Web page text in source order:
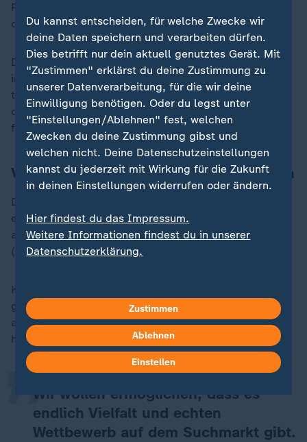
Programmen, die das Internet nach neuen Inhalten
durchforsten.
Darüber hinaus beschäftigen sich Arbeitsgruppen
innerhalb des Vereins Open Search Foundation mit
technischen, rechtlichen und ethischen Fragen. Sie
diskutieren beispielsweise, wie ein transparenter und
fairer Suchalgorithmus aussehen könnte.
Vielfalt auf dem Suchmarkt ermöglichen
Der Förderzeitraum endet im August 2025. Das Ziel ist
es, bis dahin 50 Prozent des weltweiten Webs
abzudecken. Derzeit sind es 3,1 Milliarden URLs
(einzelne Unterseiten) in 185 Sprachen.
Kann der Plan tatsächlich gelingen? "Das ist ein
großes Vorhaben", sagt Voigt und führt kämpferisch
aus: "Die aktuelle Situation ist auf Dauer nicht
hinnehmbar."
Wir wollen ermöglichen, dass es
endlich Vielfalt und echten
Wettbewerb auf dem Suchmarkt gibt.
„
Du kannst entscheiden, für welche Zwecke wir
deine Daten speichern und verarbeiten dürfen.
Dies betrifft nur dein aktuell genutztes Gerät. Mit
"Zustimmen" erklärst du deine Zustimmung zu
unserer Datenverarbeitung, für die wir deine
Einwilligung benötigen. Oder du legst unter
"Einstellungen/Ablehnen" fest, welchen
Zwecken du deine Zustimmung gibst und
welchen nicht. Deine Datenschutzeinstellungen
kannst du jederzeit mit Wirkung für die Zukunft
in deinen Einstellungen widerrufen oder ändern.
Hier findest du das Impressum.
Weitere Informationen findest du in unserer
Datenschutzerklärung.
Zustimmen
Ablehnen
Einstellen